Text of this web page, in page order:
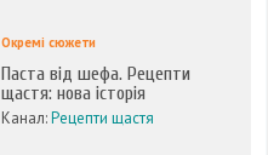
Окремі сюжети
Паста від шефа. Рецепти
щастя: нова історія
Канал:Рецепти щастя